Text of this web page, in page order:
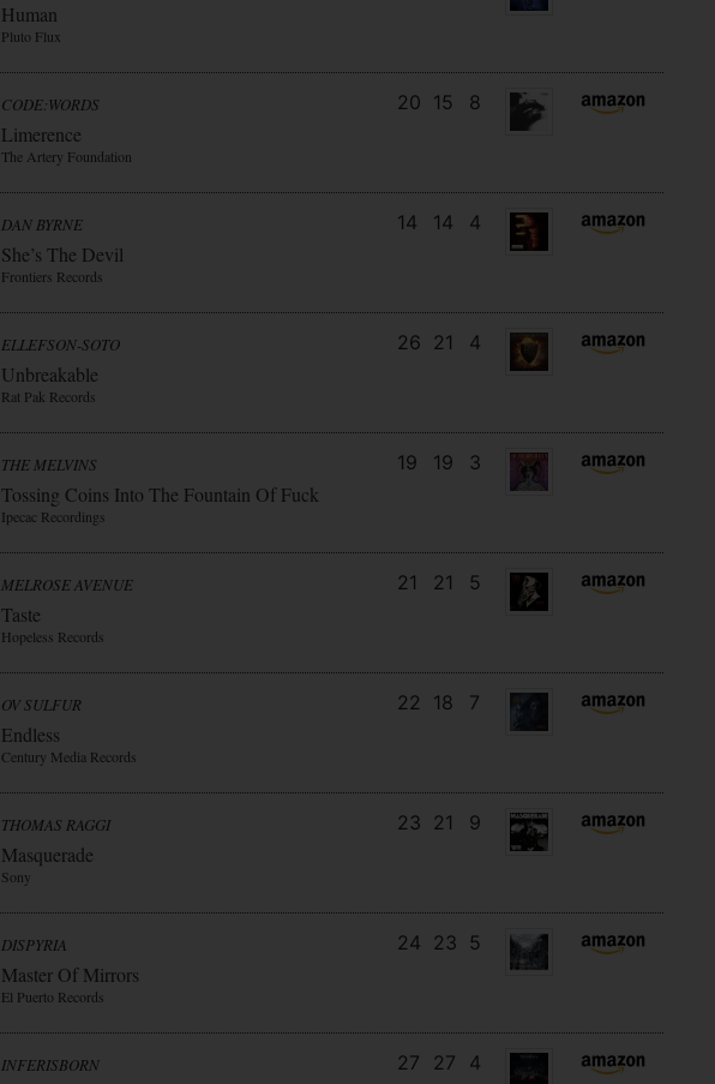
Human
Pluto Flux
CODE:WORDS
Limerence
The Artery Foundation
20 15 8
DAN BYRNE
She’s The Devil
Frontiers Records
14 14 4
ELLEFSON-SOTO
Unbreakable
Rat Pak Records
26 21 4
THE MELVINS
Tossing Coins Into The Fountain Of Fuck
Ipecac Recordings
19 19 3
MELROSE AVENUE
Taste
Hopeless Records
21 21 5
OV SULFUR
Endless
Century Media Records
22 18 7
THOMAS RAGGI
Masquerade
Sony
23 21 9
DISPYRIA
Master Of Mirrors
El Puerto Records
24 23 5
INFERISBORN 27 27 4